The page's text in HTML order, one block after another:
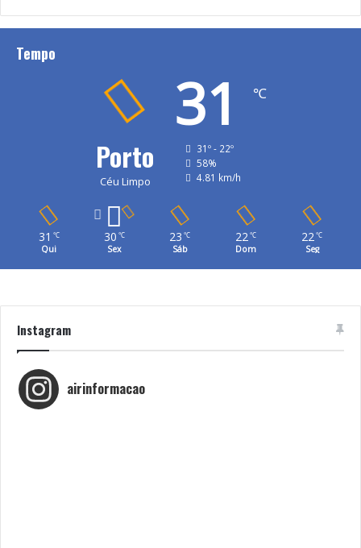
Tempo
Porto
Céu Limpo
31 ℃
31º - 22º
58%
4.81 km/h
31 ℃
Qui
30 ℃
Sex
23 ℃
Sáb
22℃
Dom
22℃
Seg
Instagram
airinformacao